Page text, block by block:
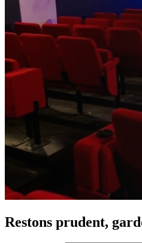
Restons prudent,